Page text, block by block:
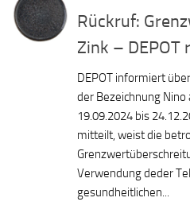
Rückruf:
Zink –
DEPOT informiert
der Bezeichnung
19.09.2024 bis
mitteilt, weist die
Verwendung deder
gesundheitlichen...